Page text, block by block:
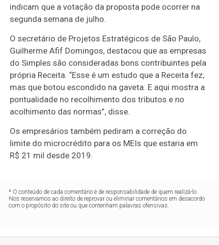
indicam que a votação da proposta pode ocorrer na
segunda semana de julho.
O secretário de Projetos Estratégicos de São Paulo,
Guilherme Afif Domingos, destacou que as empresas
do Simples são consideradas bons contribuintes pela
própria Receita. “Esse é um estudo que a Receita fez,
mas que botou escondido na gaveta. E aqui mostra a
pontualidade no recolhimento dos tributos e no
acolhimento das normas”, disse.
Os empresários também pediram a correção do
limite do microcrédito para os MEIs que estaria em
R$ 21 mil desde 2019.
* O conteúdo de cada comentário é de responsabilidade de quem realizá-lo.
Nos reservamos ao direito de reprovar ou eliminar comentários em desacordo
com o propósito do site ou que contenham palavras ofensivas.